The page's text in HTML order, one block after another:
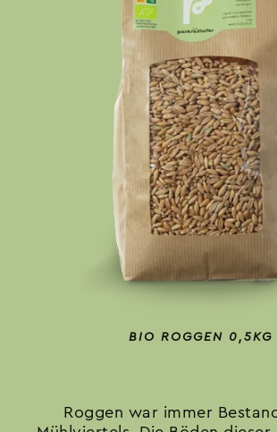
BIO ROGGEN 0,5KG
Roggen war immer